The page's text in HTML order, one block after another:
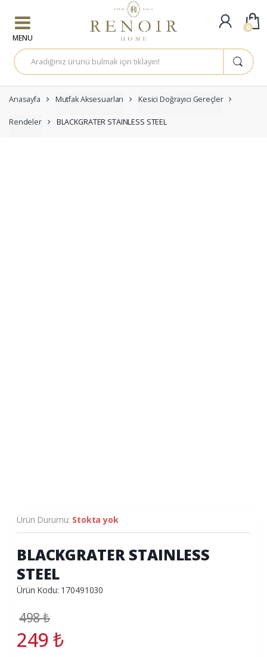
A
r
a
a
:
Anasayfa Mutfak Aksesuarları Kesici Doğrayıcı Gereçler
Rendeler BLACKGRATER STAINLESS STEEL
Ürün Durumu: Stokta yok
BLACKGRATER STAINLESS
STEEL
Ürün Kodu: 170491030
498₺
249₺
0